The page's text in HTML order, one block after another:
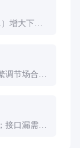
增大下游
调节场合，
接口漏需检